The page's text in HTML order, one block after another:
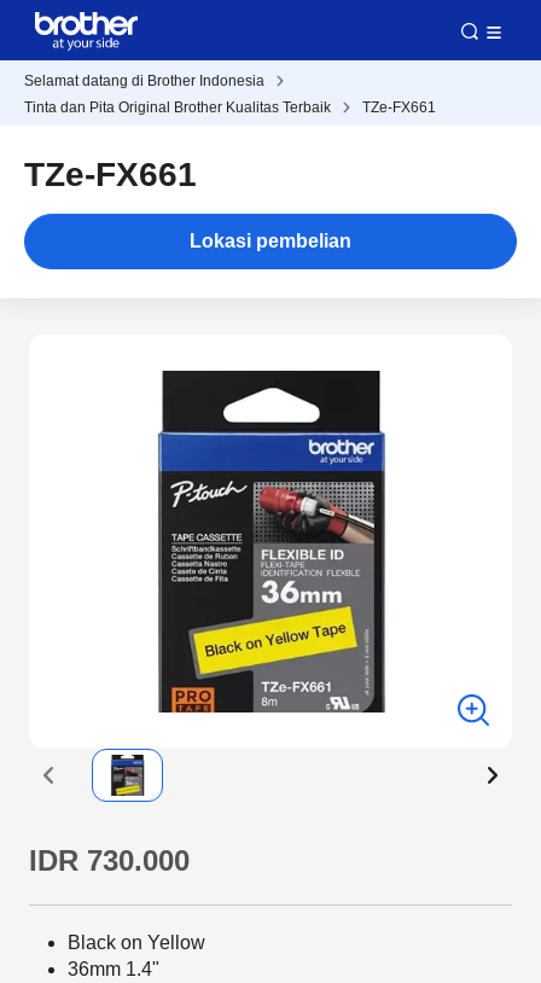
Selamat datang di Brother Indonesia
Tinta dan Pita Original Brother Kualitas Terbaik
TZe-FX661
TZe-FX661
Lokasi pembelian
IDR 730.000
Black on Yellow
36mm 1.4"